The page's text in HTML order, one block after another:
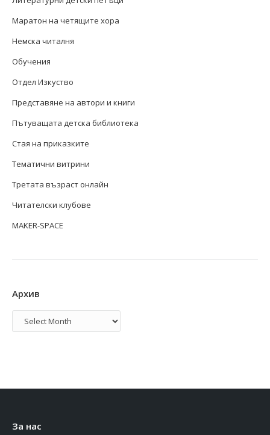
Маратон на четящите хора
Немска читалня
Обучения
Отдел Изкуство
Представяне на автори и книги
Пътуващата детска библиотека
Стая на приказките
Тематични витрини
Третата възраст онлайн
Читателски клубове
MAKER-SPACE
Архив
Архив
За нас